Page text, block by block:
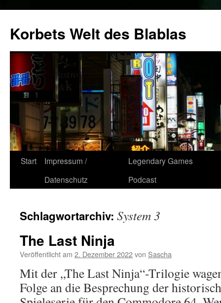
springen
Korbets Welt des Blablas
Start
Impressum /
Datenschutz
Legendary Games
Podcast
Schlagwortarchiv: System 3
The Last Ninja
Veröffentlicht am 2. Dezember 2022von Sascha
Mit der „The Last Ninja“-Trilogie
Folge an die Besprechung der